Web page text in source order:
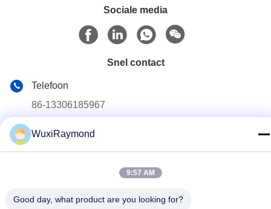
Sociale media
Snel contact
Telefoon
86-13306185967
E-mail
PRChina 214185
WuxiRaymond
9:57 AM
Good day, what product are you looking for?